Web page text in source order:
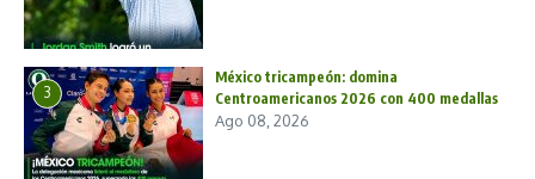
3
México tricampeón: domina
Centroamericanos 2026 con 400 medallas
Ago 08, 2026